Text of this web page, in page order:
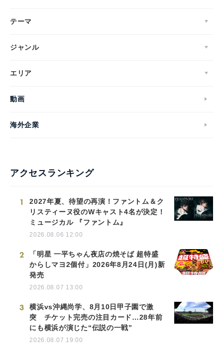
テーマ
ジャンル
エリア
動画
海外企業
アクセスランキング
1
2027年夏、待望の再演！ファントム＆ク
リスティーヌ役のWキャスト4名が決定！
ミュージカル 『ファントム』
2026.08.06 12:00
2
「明星 一平ちゃん夜店の焼そば 超特盛
からしマヨ2個付」2026年8月24日(月)新
発売
2026.08.07 13:00
3
横浜vs沖縄尚学、8月10日甲子園で激
突 チケット完売の注目カード…28年前
にも横浜が演じた“伝説の一戦”
2026.08.07 19:00